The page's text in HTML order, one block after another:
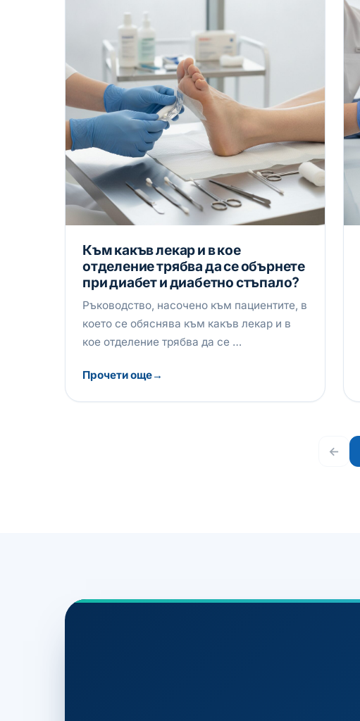
Към какъв лекар и в кое
отделение трябва да се обърнете
при диабет и диабетно стъпало?
Ръководство, насочено към пациентите, в
което се обяснява към какъв лекар и в
кое отделение трябва да се …
Прочети още
←